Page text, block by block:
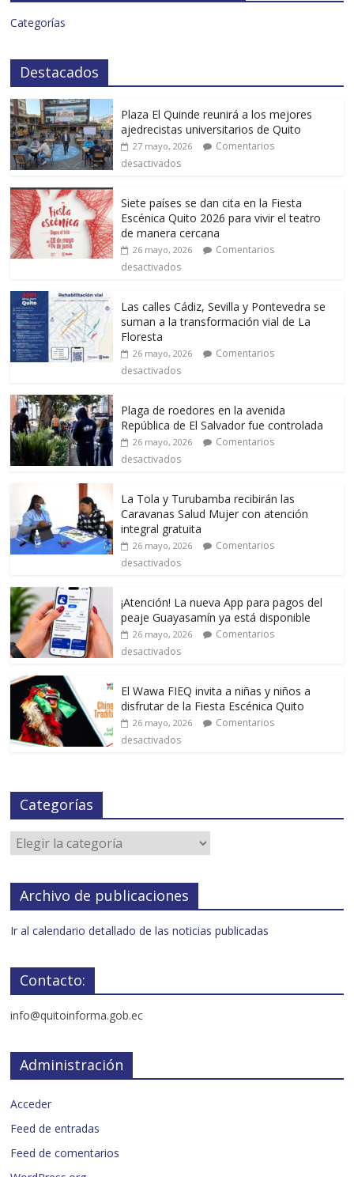
Categorías
Destacados
Plaza El Quinde reunirá a los mejores
ajedrecistas universitarios de Quito
27 mayo, 2026
Comentarios
desactivados
Siete países se dan cita en la Fiesta
Escénica Quito 2026 para vivir el teatro
de manera cercana
26 mayo, 2026
Comentarios
desactivados
Las calles Cádiz, Sevilla y Pontevedra se
suman a la transformación vial de La
Floresta
26 mayo, 2026
Comentarios
desactivados
Plaga de roedores en la avenida
República de El Salvador fue controlada
26 mayo, 2026
Comentarios
desactivados
La Tola y Turubamba recibirán las
Caravanas Salud Mujer con atención
integral gratuita
26 mayo, 2026
Comentarios
desactivados
¡Atención! La nueva App para pagos del
peaje Guayasamín ya está disponible
26 mayo, 2026
Comentarios
desactivados
El Wawa FIEQ invita a niñas y niños a
disfrutar de la Fiesta Escénica Quito
26 mayo, 2026
Comentarios
desactivados
Categorías
Archivo de publicaciones
Ir al calendario detallado de las noticias publicadas
Contacto:
info@quitoinforma.gob.ec
Administración
Acceder
Feed de entradas
Feed de comentarios